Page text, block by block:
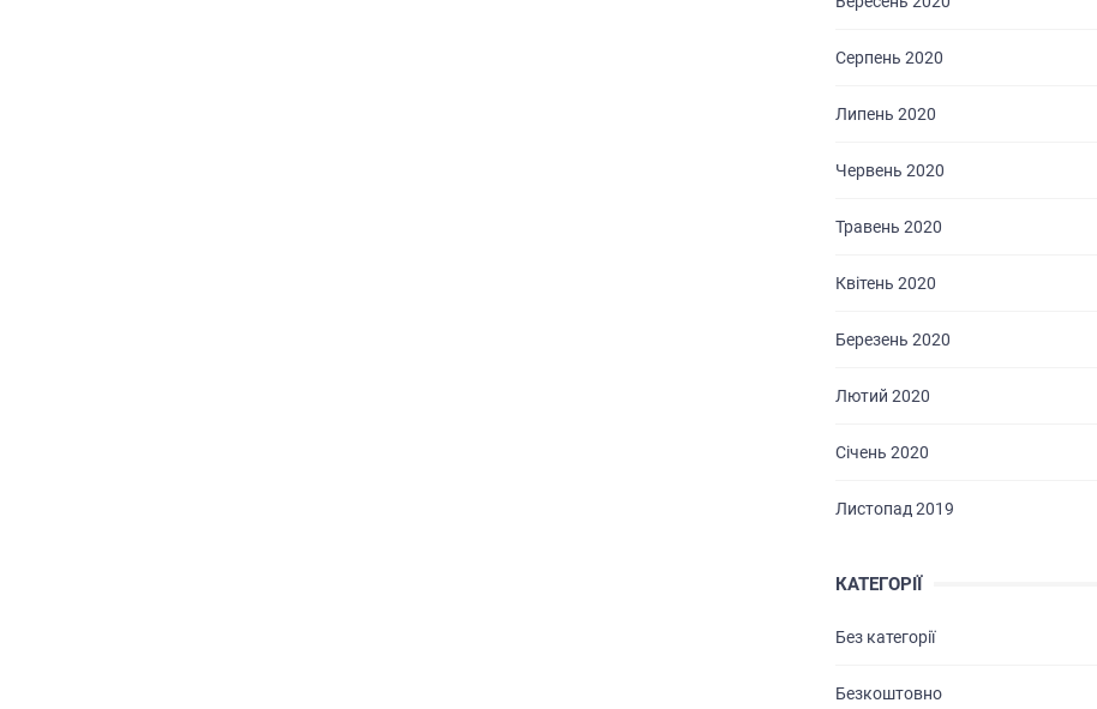
Серпень 2020
Липень 2020
Червень 2020
Травень 2020
Квітень 2020
Березень 2020
Лютий 2020
Січень 2020
Листопад 2019
КАТЕГОРІЇ
Без категорії
Безкоштовно